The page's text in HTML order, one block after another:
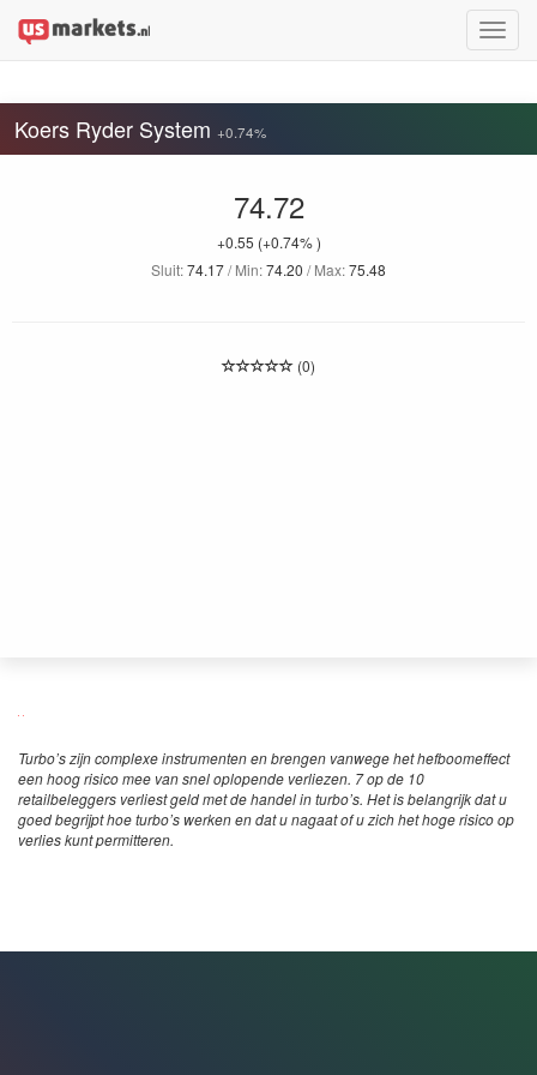
Toggle
Koers Ryder System +0.74%
74.72
+0.55 (+0.74% )
Sluit:74.17/ Min:74.20 / Max:75.48
(0)
Turbo’s zijn complexe instrumenten en brengen vanwege het hefboomeffect
een hoog risico mee van snel oplopende verliezen. 7 op de 10
retailbeleggers verliest geld met de handel in turbo’s. Het is belangrijk dat u
goed begrijpt hoe turbo’s werken en dat u nagaat of u zich het hoge risico op
verlies kunt permitteren.